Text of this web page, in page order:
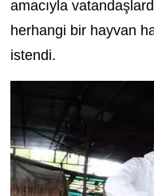
amacıyla
herhangi bir hayvan
istendi.